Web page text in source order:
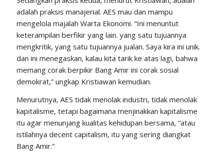
adalah praksis manajerial. AES mau dan mampu
mengelola majalah Warta Ekonomi. “Ini menuntut
keterampilan berfikir yang lain. yang satu tujuannya
mengkritik, yang satu tujuannya jualan. Saya kira ini unik.
dan ini menegaskan, kalau kita tarik ke atas lagi, bahwa
memang corak berpikir Bang Amir ini corak sosial
demokrat,” ungkap Kristiawan kemudian.
Menurutnya, AES tidak menolak industri, tidak menolak
kapitalisme, tetapi bagaimana menjinakkan kapitalisme
itu agar menunjang kualitas kehidupan bersama, “atau
istilahnya decent capitalism, itu yang sering diangkat
Bang Amir.”